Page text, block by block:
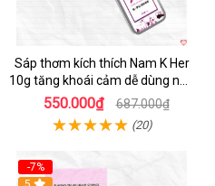
Sáp thơm kích thích Nam K Her
10g tăng khoái cảm dễ dùng nhỏ
gọn
550.000₫ 687.000₫
(20)
-7%